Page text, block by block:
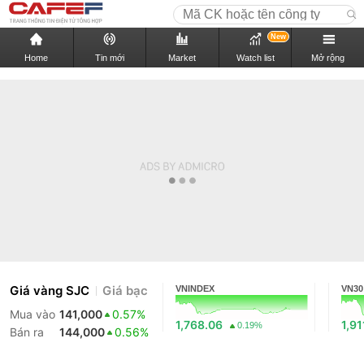
Home Tin mới Market Watch list
New
Mở rộng
Giá vàng SJC Giá bạc
Mua vào 141,000
0.57%
Bán ra
144,000 0.56%
VNINDEX
1,768.06 0.19%
VN30